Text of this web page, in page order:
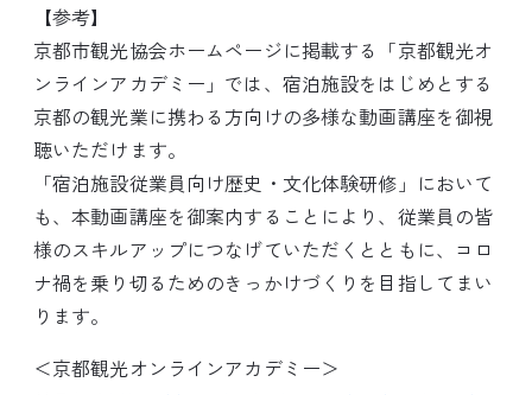
【参考】
京都市観光協会ホームページに掲載する「京都観光オ
ンラインアカデミー」では、宿泊施設をはじめとする
京都の観光業に携わる方向けの多様な動画講座を御視
聴いただけます。
「宿泊施設従業員向け歴史・文化体験研修」において
も、本動画講座を御案内することにより、従業員の皆
様のスキルアップにつなげていただくとともに、コロ
ナ禍を乗り切るためのきっかけづくりを目指してまい
ります。
＜京都観光オンラインアカデミー＞